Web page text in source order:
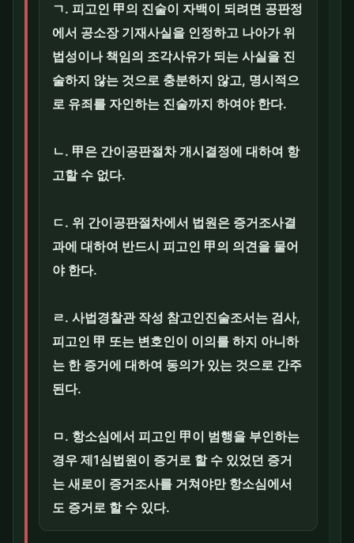
ㄱ. 피고인 甲의 진술이 자백이 되려면 공판정
에서 공소장 기재사실을 인정하고 나아가 위
법성이나 책임의 조각사유가 되는 사실을 진
술하지 않는 것으로 충분하지 않고, 명시적으
로 유죄를 자인하는 진술까지 하여야 한다.
ㄴ. 甲은 간이공판절차 개시결정에 대하여 항
고할 수 없다.
ㄷ. 위 간이공판절차에서 법원은 증거조사결
과에 대하여 반드시 피고인 甲의 의견을 물어
야 한다.
ㄹ. 사법경찰관 작성 참고인진술조서는 검사,
피고인 甲 또는 변호인이 이의를 하지 아니하
는 한 증거에 대하여 동의가 있는 것으로 간주
된다.
ㅁ. 항소심에서 피고인 甲이 범행을 부인하는
경우 제1심법원이 증거로 할 수 있었던 증거
는 새로이 증거조사를 거쳐야만 항소심에서
도 증거로 할 수 있다.